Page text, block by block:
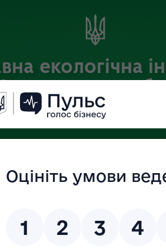
екологічна
Офіційний веб-портал
в Державній
Польового